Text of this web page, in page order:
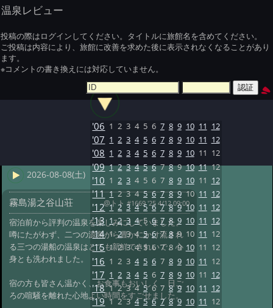
温泉レビュー
投稿の際はログインしてください。タイトルに旅館名を含めてください。
ご投稿は内容により、旅館に改善を求めた後に表示されなくなることがあり
ます。
※コメントの書き換えには対応していません。
2026-08-08(土)
霧島湯之谷山荘 @トト #1669 '25 4/12 09:00
宿泊前から評判の温泉を楽しみにしていました。
噂にたがわず、二つの源泉から豊かにかけ流され
る三つの湯船の温泉はとても新鮮できれいで、心
身とも洗われました。
宿の方も皆さん温かく、お食事もおいしく、日ご
ろの喧騒を離れた心地よい時間をすごせました。
'06 1 2 3 4 5 6 7 8 9 10 11 12
'07 1 2 3 4 5 6 7 8 9 10 11 12
'08 1 2 3 4 5 6 7 8 9 10 11 12
'09 1 2 3 4 5 6 7 8 9 10 11 12
'10 1 2 3 4 5 6 7 8 9 10 11 12
'11 1 2 3 4 5 6 7 8 9 10 11 12
'12 1 2 3 4 5 6 7 8 9 10 11 12
'13 1 2 3 4 5 6 7 8 9 10 11 12
'14 1 2 3 4 5 6 7 8 9 10 11 12
'15 1 2 3 4 5 6 7 8 9 10 11 12
'16 1 2 3 4 5 6 7 8 9 10 11 12
'17 1 2 3 4 5 6 7 8 9 10 11 12
'18 1 2 3 4 5 6 7 8 9 10 11 12
'19 1 2 3 4 5 6 7 8 9 10 11 12